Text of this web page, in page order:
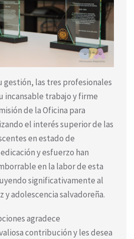
gestión, las tres profesionales
incansable trabajo y firme
de la Oficina para
el interés superior de las
en estado de
y esfuerzo han
en la labor de esta
significativamente al
y adolescencia salvadoreña.
agradece
contribución y les desea